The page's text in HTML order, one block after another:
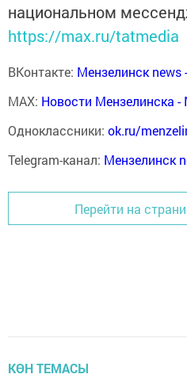
национальном
https://max.ru/tatmedia
ВКонтакте: Мензелинск
MAX: Новости Мензелинска -
Одноклассники: ok.ru/
Telegram-канал: Мензелинск
Перейти на
КӨН ТЕМАСЫ